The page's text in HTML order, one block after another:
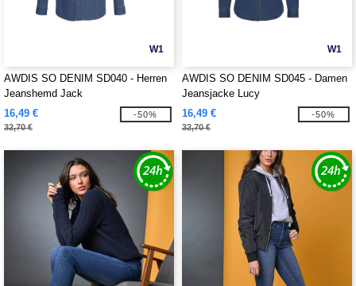
W1
AWDIS SO DENIM SD040 - Herren
Jeanshemd Jack
16,49 €
32,70 €
-50%
W1
AWDIS SO DENIM SD045 - Damen
Jeansjacke Lucy
16,49 €
32,70 €
-50%